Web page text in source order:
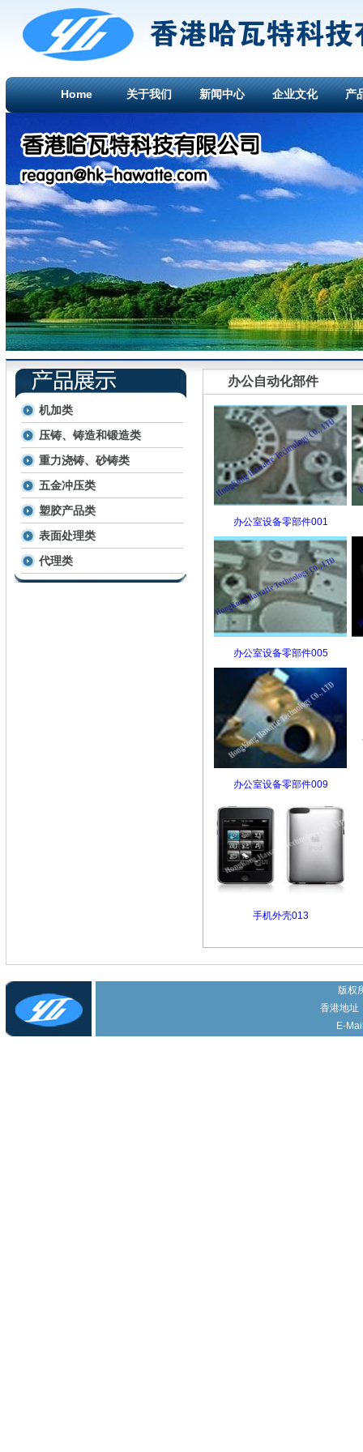
Home 关于我们 新闻中心 企业文化 产
机加类
压铸、铸造和锻造类
重力浇铸、砂铸类
五金冲压类
塑胶产品类
表面处理类
代理类
办公自动化部件
办公室设备零部件001
办公室设备零部件005
办公室设备零部件009
手机外壳013
版权
香港地址
E-